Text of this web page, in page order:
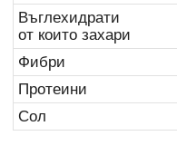
Въглехидрати
от които захари
Фибри
Протеини
Сол